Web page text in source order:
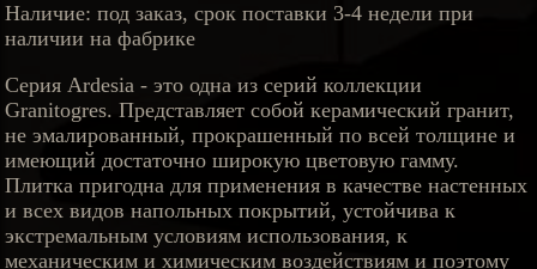
Наличие: под заказ, срок поставки 3-4 недели при
наличии на фабрике
Серия Ardesia - это одна из серий коллекции
Granitogres. Представляет собой керамический гранит,
не эмалированный, прокрашенный по всей толщине и
имеющий достаточно широкую цветовую гамму.
Плитка пригодна для применения в качестве настенных
и всех видов напольных покрытий, устойчива к
экстремальным условиям использования, к
механическим и химическим воздействиям и поэтому